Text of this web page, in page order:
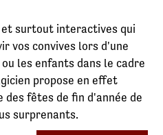
et surtout interactives qui
vos convives lors d'une
les enfants dans le cadre
propose en effet
fêtes de fin d'année de
surprenants.